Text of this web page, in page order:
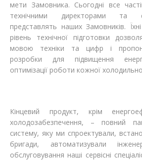
мети Замовника. Сьогодні все
технічними директорами та
представлять наших Замовників.
рівень технічної підготовки
мовою техніки та цифр і
розробки для підвищення
оптимізації роботи кожної
Кінцевий продукт, крім
холодозабезпечення, – повний
систему, яку ми спроектували,
бригади, автоматизували
обслуговування наші сервісні